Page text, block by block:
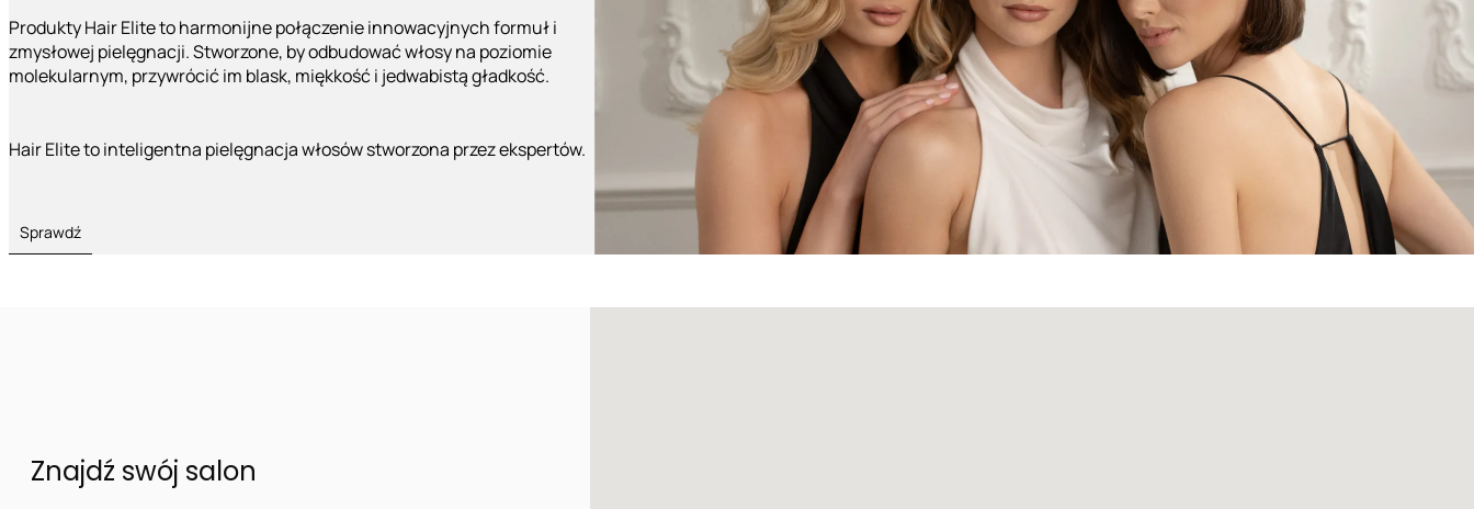
Produkty Hair Elite to harmonijne połączenie innowacyjnych formuł i
zmysłowej pielęgnacji. Stworzone, by odbudować włosy na poziomie
molekularnym, przywrócić im blask, miękkość i jedwabistą gładkość.
Hair Elite to inteligentna pielęgnacja włosów stworzona przez ekspertów.
Sprawdź
Znajdź swój salon